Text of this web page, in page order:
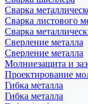
Сварка
Сварка листового
Сварка
Сверление металла
Сверление металла
Молниезащита и
Проектирование
Гибка металла
Гибка металла